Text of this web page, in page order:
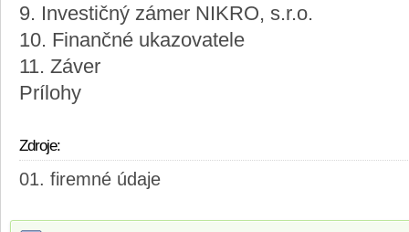
9. Investičný zámer NIKRO, s.r.o.
10. Finančné ukazovatele
11. Záver
Prílohy
Zdroje:
firemné údaje